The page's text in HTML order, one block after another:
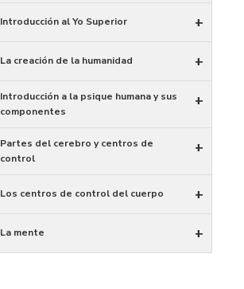
Introducción al Yo Superior +
La creación de la humanidad +
Introducción a la psique humana y sus
componentes
+
Partes del cerebro y centros de
control
+
Los centros de control del cuerpo +
La mente +